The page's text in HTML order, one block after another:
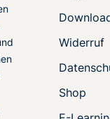
Widerruf
Shop